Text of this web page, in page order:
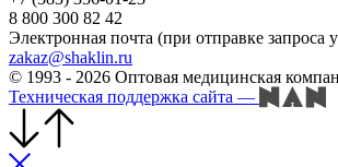
8 800 300 82 42
Электронная почта (при отправке
zakaz@shaklin.ru
© 1993 - 2026 Оптовая медицинская
Техническая поддержка сайта —